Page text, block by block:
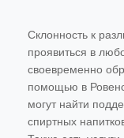
Склонность к
проявиться в
своевременно
помощью в
могут найти
спиртных